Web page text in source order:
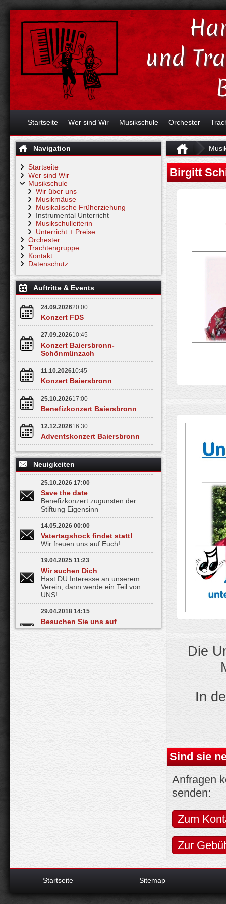
und
Startseite Wer sind Wir Musikschule Orchester
Birgitt
Die
In
Sind sie
Anfragen
senden:
Zum
Zur
Navigation
Startseite
Wer sind Wir
Musikschule
Wir über uns
Musikmäuse
Musikalische Früherziehung
Instrumental Unterricht
Musikschulleiterin
Unterricht + Preise
Orchester
Trachtengruppe
Kontakt
Datenschutz
Auftritte & Events
24.09.202620:00
Konzert FDS
27.09.202610:45
Konzert Baiersbronn-
Schönmünzach
11.10.202610:45
Konzert Baiersbronn
25.10.202617:00
Benefizkonzert Baiersbronn
12.12.202616:30
Adventskonzert Baiersbronn
Neuigkeiten
25.10.2026 17:00
Save the date
Benefizkonzert zugunsten der
Stiftung Eigensinn
14.05.2026 00:00
Vatertagshock findet statt!
Wir freuen uns auf Euch!
19.04.2025 11:23
Wir suchen Dich
Hast DU Interesse an unserem
Verein, dann werde ein Teil von
UNS!
29.04.2018 14:15
Besuchen Sie uns auf
Facebook
Startseite Sitemap